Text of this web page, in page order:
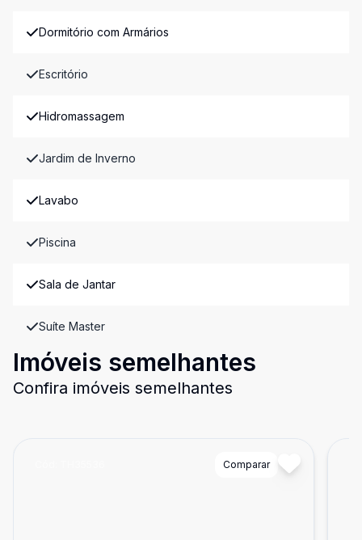
Dormitório com Armários
Escritório
Hidromassagem
Jardim de Inverno
Lavabo
Piscina
Sala de Jantar
Suíte Master
Imóveis semelhantes
Confira imóveis semelhantes
Comparar